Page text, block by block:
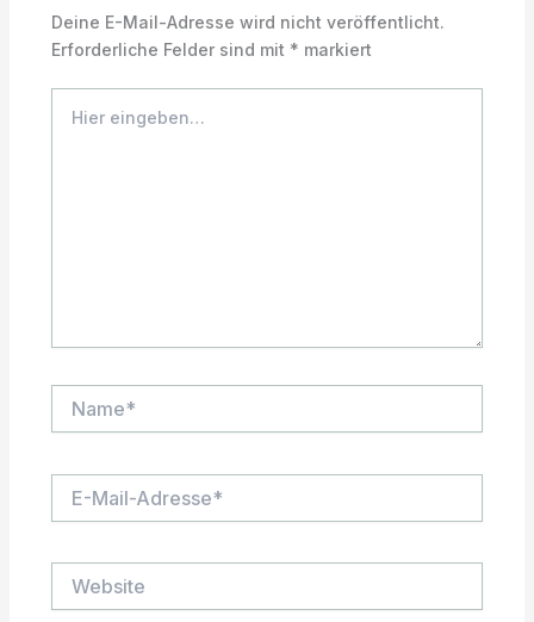
Deine E-Mail-Adresse wird nicht veröffentlicht.
Erforderliche Felder sind mit * markiert
eingeben…
Mail-